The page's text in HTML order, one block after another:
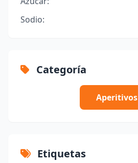
Sodio:
Categoría
Aperitivos
Etiquetas